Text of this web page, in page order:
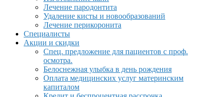
Лечение пародонтита
Удаление кисты и новообразований
Лечение перикоронита
Специалисты
Акции и скидки
Спец. предложение для пациентов с проф.
осмотра.
Белоснежная улыбка в день рождения
Оплата медицинских услуг материнским
капиталом